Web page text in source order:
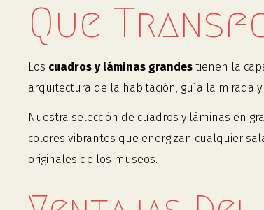
Que
Los cuadros y láminas grandes tienen la
arquitectura de la habitación, guía la mirada
Nuestra selección de cuadros y láminas en
colores vibrantes que energizan cualquier
originales de los museos.